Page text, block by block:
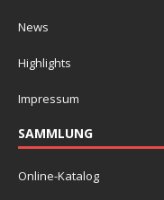
News
Highlights
Impressum
SAMMLUNG
Online-Katalog